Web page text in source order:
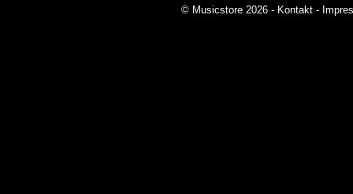
© Musicstore 2026 - Kontakt -